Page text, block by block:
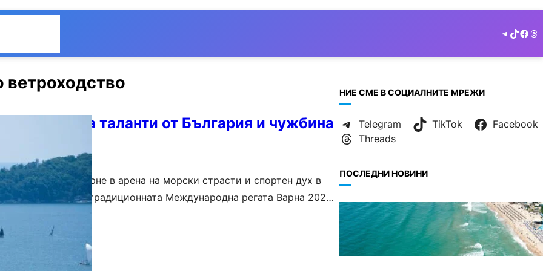
Telegram
TikTok
ветроходство
2026 събира таланти от България и чужбина
ще се превърне в арена на морски страсти и спортен дух в
ще се проведе традиционната Международна регата Варна 2026.
от…
НИЕ СМЕ В СОЦИАЛНИТЕ МРЕЖИ
Telegram TikTok
Facebook
Threads
ПОСЛЕДНИ НОВИНИ
ИКОНОМИКА
Интерактивна карта показва
всички водни бази по
Черноморието